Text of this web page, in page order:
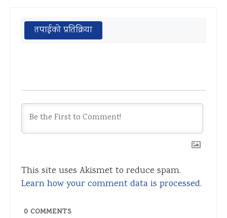
तपाईको प्रतिक्रिया
This site uses Akismet to reduce spam.
Learn how your comment data is processed.
0 COMMENTS